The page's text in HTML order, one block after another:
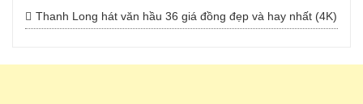
Thanh Long hát văn hầu 36 giá đồng đẹp và hay nhất (4K)